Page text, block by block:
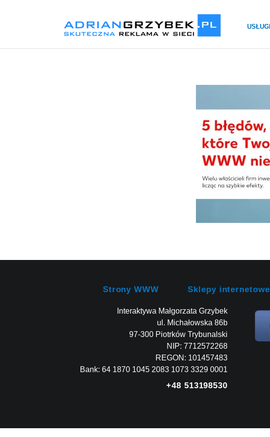
USŁUGI
Strony WWW Sklepy internetowe
Interaktywa Małgorzata Grzybek
ul. Michałowska 86b
97-300 Piotrków Trybunalski
NIP: 7712572268
REGON: 101457483
Bank: 64 1870 1045 2083 1073 3329 0001
+48 513198530